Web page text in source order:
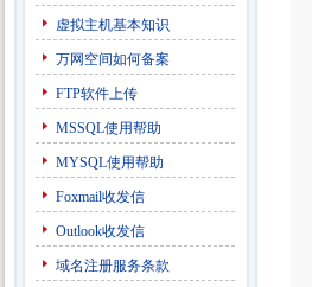
虚拟主机基本知识
万网空间如何备案
FTP软件上传
MSSQL使用帮助
MYSQL使用帮助
Foxmail收发信
Outlook收发信
域名注册服务条款